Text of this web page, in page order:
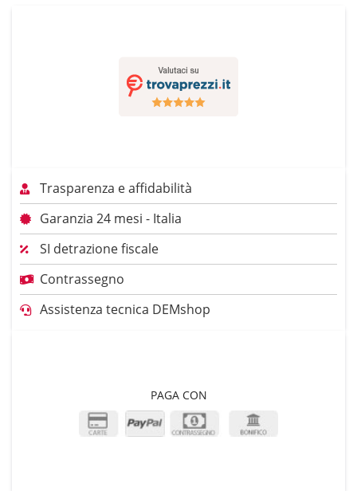
Trasparenza e affidabilità
Garanzia 24 mesi - Italia
SI detrazione fiscale
Contrassegno
Assistenza tecnica DEMshop
PAGA CON